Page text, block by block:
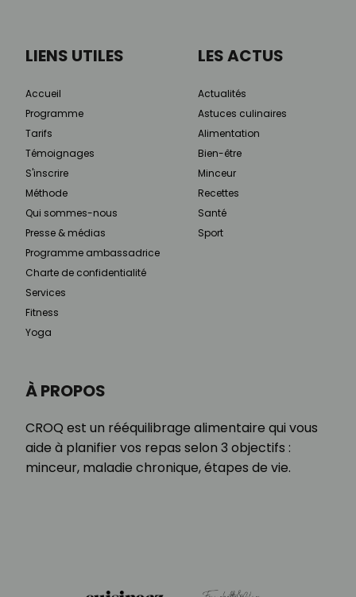
À PROPOS
CROQ est un rééquilibrage alimentaire qui vous
aide à planifier vos repas selon 3 objectifs :
minceur, maladie chronique, étapes de vie.
LIENS UTILES
Accueil
Programme
Tarifs
Témoignages
S'inscrire
Méthode
Qui sommes-nous
Presse & médias
Programme ambassadrice
Charte de confidentialité
Services
Fitness
Yoga
LES ACTUS
Actualités
Astuces culinaires
Alimentation
Bien-être
Minceur
Recettes
Santé
Sport